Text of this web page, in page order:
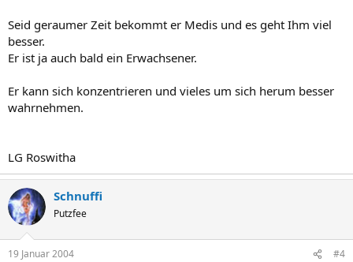
Seid geraumer Zeit bekommt er Medis und es geht Ihm viel
besser.
Er ist ja auch bald ein Erwachsener.
Er kann sich konzentrieren und vieles um sich herum besser
wahrnehmen.
LG Roswitha
Schnuffi
Putzfee
19 Januar 2004 #4